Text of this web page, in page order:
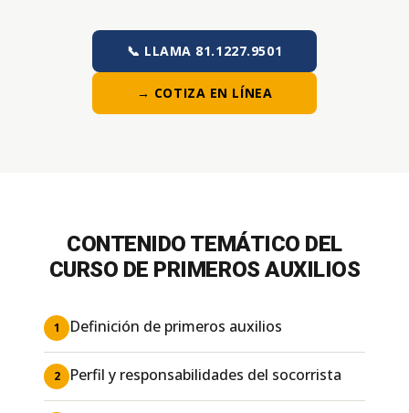
📞 LLAMA 81.1227.9501
→ COTIZA EN LÍNEA
CONTENIDO TEMÁTICO DEL
CURSO DE PRIMEROS AUXILIOS
1 Definición de primeros auxilios
2 Perfil y responsabilidades del socorrista